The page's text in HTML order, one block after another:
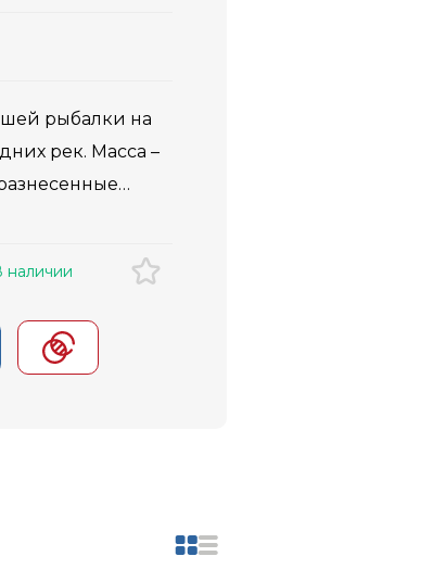
рыбалки на
рек. Масса –
наличии